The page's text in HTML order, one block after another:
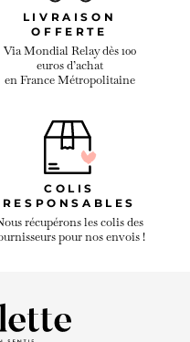
LIVRAISON
OFFERTE
Via Mondial Relay dès 100
euros d’achat
en France Métropolitaine
COLIS
RESPONSABLES
récupérons les colis des
pour nos envois !